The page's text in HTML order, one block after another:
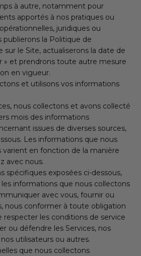
à autre, notamment pour
apportés à nos pratiques ou
juridiques ou
la Politique de
sur le Site, actualiserons la date de
» et prendrons toute autre mesure
en vigueur.
et utilisons vos informations
nous collectons et avons collecté
mois des informations
issues de diverses sources,
Les informations que nous
varient en fonction de la manière
avec nous.
spécifiques exposées ci-dessous,
informations que nous collectons
avec vous, fournir ou
nous conformer à toute obligation
respecter les conditions de service
ou défendre les Services, nos
utilisateurs ou autres.
que nous collectons